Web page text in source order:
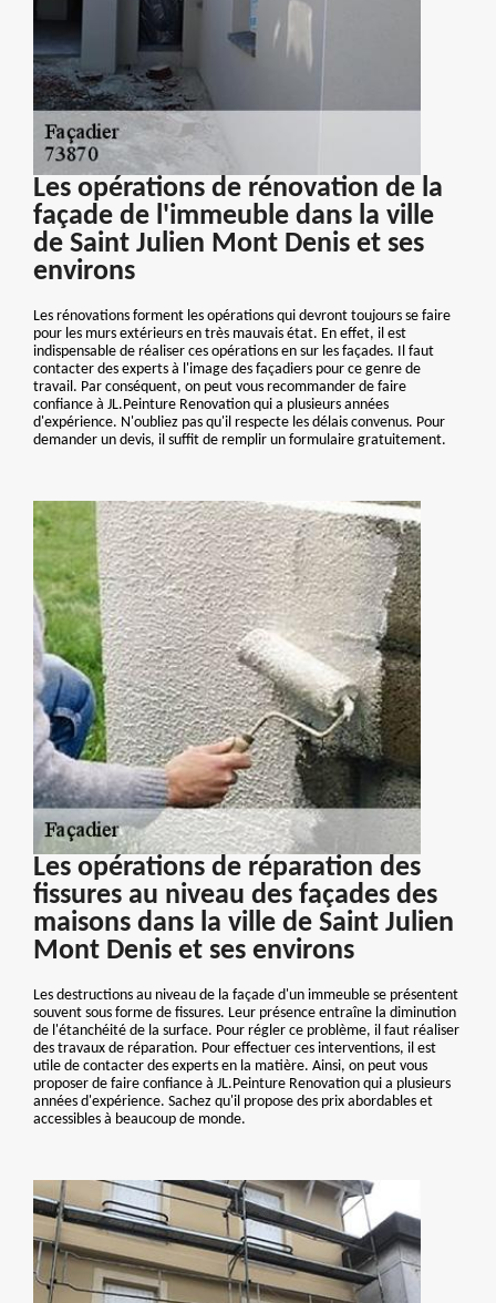
Les opérations de rénovation de la
façade de l'immeuble dans la ville
de Saint Julien Mont Denis et ses
environs
Les rénovations forment les opérations qui devront toujours se faire
pour les murs extérieurs en très mauvais état. En effet, il est
indispensable de réaliser ces opérations en sur les façades. Il faut
contacter des experts à l'image des façadiers pour ce genre de
travail. Par conséquent, on peut vous recommander de faire
confiance à JL.Peinture Renovation qui a plusieurs années
d'expérience. N'oubliez pas qu'il respecte les délais convenus. Pour
demander un devis, il suffit de remplir un formulaire gratuitement.
Les opérations de réparation des
fissures au niveau des façades des
maisons dans la ville de Saint Julien
Mont Denis et ses environs
Les destructions au niveau de la façade d'un immeuble se présentent
souvent sous forme de fissures. Leur présence entraîne la diminution
de l'étanchéité de la surface. Pour régler ce problème, il faut réaliser
des travaux de réparation. Pour effectuer ces interventions, il est
utile de contacter des experts en la matière. Ainsi, on peut vous
proposer de faire confiance à JL.Peinture Renovation qui a plusieurs
années d'expérience. Sachez qu'il propose des prix abordables et
accessibles à beaucoup de monde.